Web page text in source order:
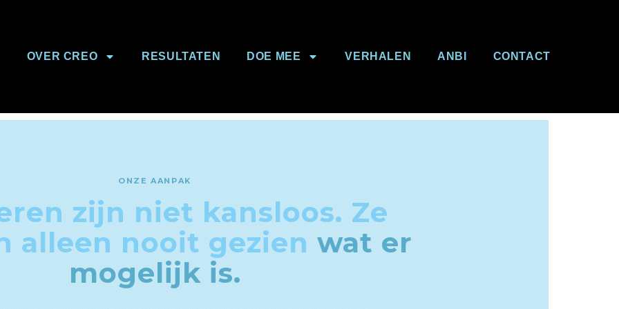
OVER CREO RESULTATEN DOE MEE VERHALEN ANBI CONTACT
ONZE AANPAK
zijn niet kansloos. Ze
alleen nooit gezien wat er
mogelijk is.